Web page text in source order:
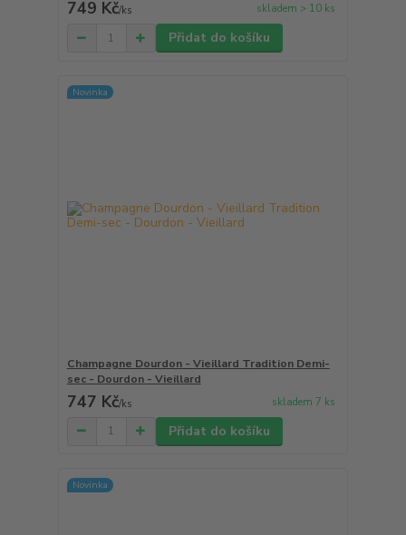
749 Kč/ks skladem > 10 ks
Přidat do košíku
Novinka
Champagne Dourdon - Vieillard Tradition Demi-
sec - Dourdon - Vieillard
747 Kč/ks skladem 7 ks
Přidat do košíku
Novinka